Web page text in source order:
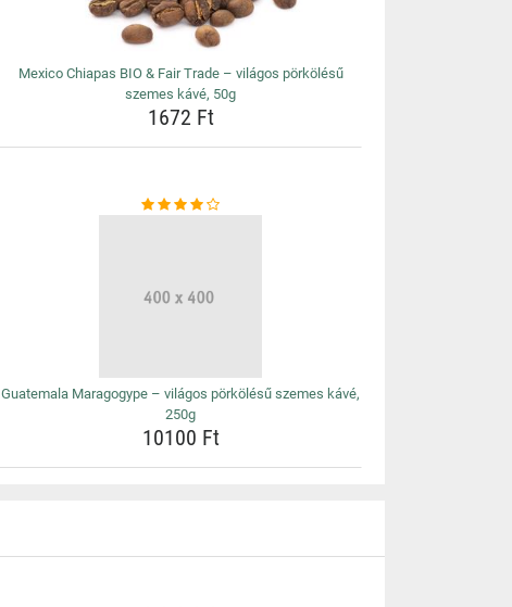
Mexico Chiapas BIO & Fair Trade – világos pörkölésű
szemes kávé, 50g
1672 Ft
Guatemala Maragogype – világos pörkölésű szemes kávé,
250g
10100 Ft